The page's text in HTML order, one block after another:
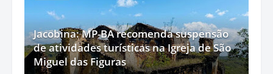
Jacobina: MP-BA recomenda suspensão
de atividades turísticas na Igreja de São
Miguel das Figuras